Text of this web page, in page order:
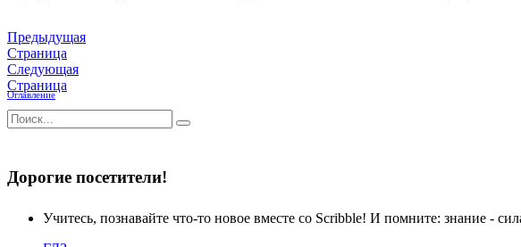
Предыдущая
Страница
Следующая
Страница
Оглавление
Дорогие посетители!
Учитесь, познавайте что-то новое вместе со Scribble! И помните: знание -